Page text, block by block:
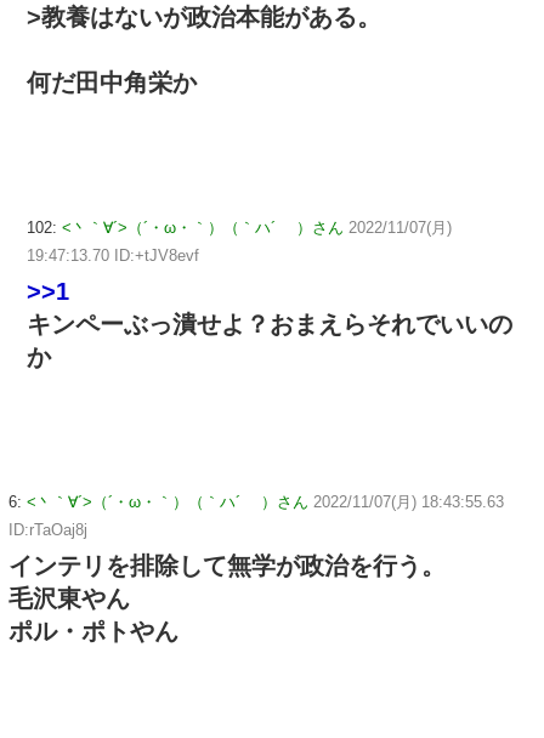
>教養はないが政治本能がある。
何だ田中角栄か
102: <丶｀∀´>（´・ω・｀）（｀ハ´ ）さん 2022/11/07(月)
19:47:13.70 ID:+tJV8evf
>>1
キンペーぶっ潰せよ？おまえらそれでいいの
か
6: <丶｀∀´>（´・ω・｀）（｀ハ´ ）さん 2022/11/07(月) 18:43:55.63
ID:rTaOaj8j
インテリを排除して無学が政治を行う。
毛沢東やん
ポル・ポトやん